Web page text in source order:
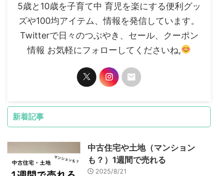
5歳と10歳を子育て中 育児を楽にする便利グッ
ズや100均アイテム、情報を発信しています。
Twitterで日々のつぶやき、セール、クーポン
情報 お気軽にフォローしてくださいね,
新着記事
中古住宅や土地（マンション
も？）1週間で売れる
2025/8/21